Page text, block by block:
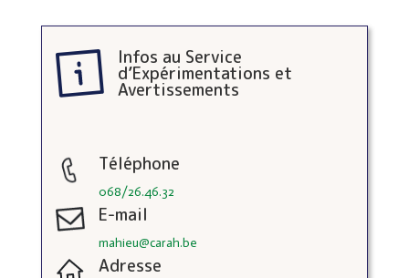
Infos au Service
d’Expérimentations et
Avertissements
Téléphone
068/26.46.32
E-mail
mahieu@carah.be
Adresse